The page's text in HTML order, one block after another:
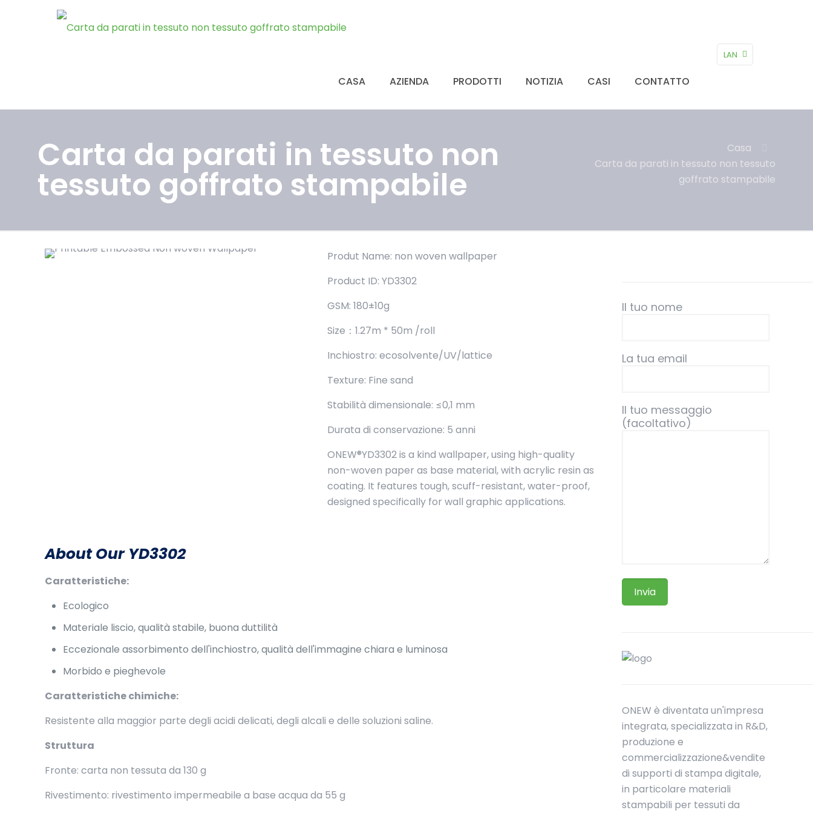
CASA AZIENDA PRODOTTI NOTIZIA CASI CONTATTO
LAN
Carta da parati in tessuto non
tessuto goffrato stampabile
Casa
Carta da parati in tessuto non tessuto
goffrato stampabile
Produt Name: non woven wallpaper
Product ID: YD3302
GSM: 180±10g
Size：1.27m * 50m /roll
Inchiostro: ecosolvente/UV/lattice
Texture: Fine sand
Stabilità dimensionale: ≤0,1 mm
Durata di conservazione: 5 anni
ONEW®YD3302 is a kind wallpaper, using high-quality
non-woven paper as base material, with acrylic resin as
coating. It features tough, scuff-resistant, water-proof,
designed specifically for wall graphic applications.
About Our YD3302
Caratteristiche:
Ecologico
Materiale liscio, qualità stabile, buona duttilità
Eccezionale assorbimento dell'inchiostro, qualità dell'immagine chiara e luminosa
Morbido e pieghevole
Caratteristiche chimiche:
Resistente alla maggior parte degli acidi delicati, degli alcali e delle soluzioni saline.
Struttura
Fronte: carta non tessuta da 130 g
Rivestimento: rivestimento impermeabile a base acqua da 55 g
Il tuo nome
La tua email
Il tuo messaggio
(facoltativo)
ONEW è diventata un'impresa
integrata, specializzata in R&D,
produzione e
commercializzazione&vendite
di supporti di stampa digitale,
in particolare materiali
stampabili per tessuti da